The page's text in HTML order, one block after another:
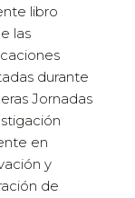
libro
las
durante
Jornadas
en
y
de